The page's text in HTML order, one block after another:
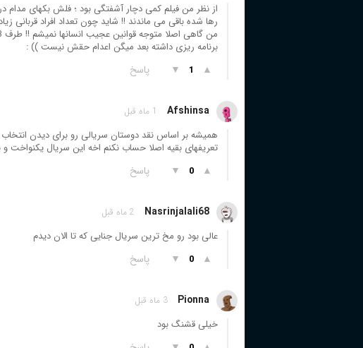
از نظر من فیلم کمی دچار آشفتگی بود ؛ فلش بکهای مدام در
رها شده باقی می ماندند !! شاید چون تعداد افراد قربانی
برنامه ریزی داشته بعد میگن اعدام حقش نیست )) :
▲
1
▼ پاسخ
Afshinsa 1 ماه قبل
همیشه بر اساس نقد دوستان سریالی رو برای دیدن
تعریفهای بقیه اصلا حساب نکنم اخه این سریال یکنواخت و
▲
0
▼ پاسخ
Nasrinjalali68 2 ماه قبل
عالی بود رو مخ ترین سریال جنایی که تا الان دیدم
▲
0
▼ پاسخ
Pionna 3 ماه قبل
خیلی قشنگ بود